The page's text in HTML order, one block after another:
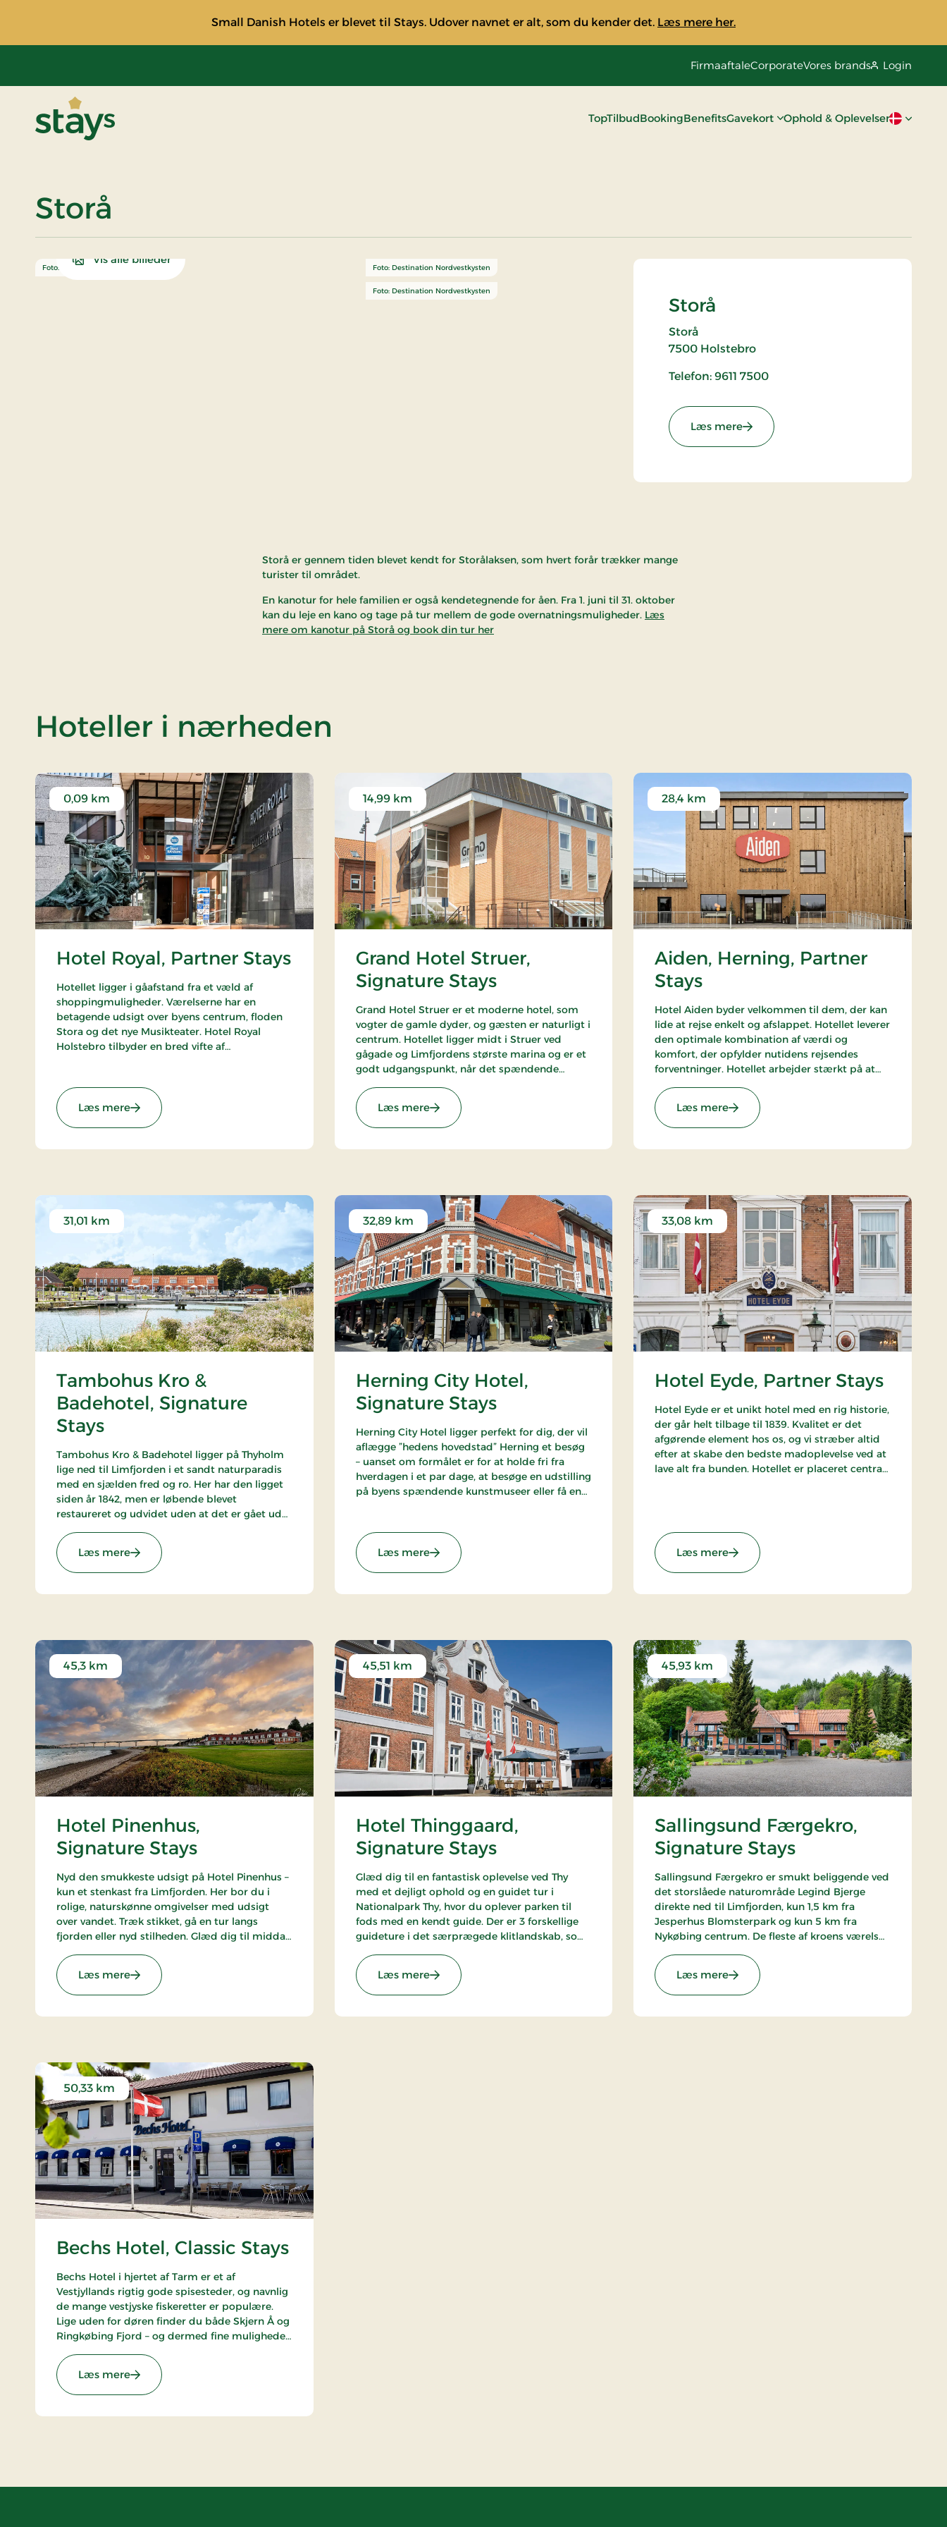
Small Danish Hotels er blevet til Stays. Udover navnet er alt, som du kender det. Læs mere her.
FirmaaftaleCorporateVores brands Login
TopTilbudBookingBenefitsGavekort Ophold & OplevelserAktivt
Storå
Storå
Storå
7500 Holstebro
Telefon: 9611 7500
Læs mere: Storå
Foto: Destination Nordvestkysten Foto: Destination Nordvestkysten
Foto: Destination Nordvestkysten
Vis alle billeder
Storå er gennem tiden blevet kendt for Storålaksen, som hvert forår trækker mange
turister til området.
En kanotur for hele familien er også kendetegnende for åen. Fra 1. juni til 31. oktober
kan du leje en kano og tage på tur mellem de gode overnatningsmuligheder. Læs
mere om kanotur på Storå og book din tur her
Hoteller i nærheden
Hotel Royal, Partner Stays
0,09 km
Hotellet ligger i gåafstand fra et væld af
shoppingmuligheder. Værelserne har en
betagende udsigt over byens centrum, floden
Stora og det nye Musikteater. Hotel Royal
Holstebro tilbyder en bred vifte af
præferencer.
Hotellet er en del af alliancen med BWH Hotels
- The Hotel Alliance.
Læs mere: Hotel Royal, Partner Stays
Grand Hotel Struer,
Signature Stays
14,99 km
Grand Hotel Struer er et moderne hotel, som
vogter de gamle dyder, og gæsten er naturligt i
centrum. Hotellet ligger midt i Struer ved
gågade og Limfjordens største marina og er et
godt udgangspunkt, når det spændende
til det brusende Vesterhav
Læs mere: Grand Hotel Struer, Signature Stays
Aiden, Herning, Partner
Stays
28,4 km
Hotel Aiden byder velkommen til dem, der kan
lide at rejse enkelt og afslappet. Hotellet leverer
den optimale kombination af værdi og
komfort, der opfylder nutidens rejsendes
forventninger. Hotellet arbejder stærkt på at
med teknologiske løsninger.
Hotellet er en del af alliancen med BWH Hotels
- The Hotel Alliance.
Læs mere: Aiden, Herning, Partner Stays
Tambohus Kro &
Badehotel, Signature
Stays
31,01 km
Tambohus Kro & Badehotel ligger på Thyholm
lige ned til Limfjorden i et sandt naturparadis
med en sjælden fred og ro. Her har den ligget
siden år 1842, men er løbende blevet
restaureret og udvidet uden at det er gået ud
kroatmosfære. Ideel til cykelferie, fisketure og
vandreture.
Læs mere: Tambohus Kro & Badehotel, Signature Stays
Herning City Hotel,
Signature Stays
32,89 km
Herning City Hotel ligger perfekt for dig, der vil
aflægge ”hedens hovedstad” Herning et besøg
– uanset om formålet er for at holde fri fra
hverdagen i et par dage, at besøge en udstilling
på byens spændende kunstmuseer eller få en
Læs mere: Herning City Hotel, Signature Stays
Hotel Eyde, Partner Stays
33,08 km
Hotel Eyde er et unikt hotel med en rig historie,
der går helt tilbage til 1839. Kvalitet er det
afgørende element hos os, og vi stræber altid
efter at skabe den bedste madoplevelse ved at
lave alt fra bunden. Hotellet er placeret centralt
Læs mere: Hotel Eyde, Partner Stays
Hotel Pinenhus,
Signature Stays
45,3 km
Nyd den smukkeste udsigt på Hotel Pinenhus –
kun et stenkast fra Limfjorden. Her bor du i
rolige, naturskønne omgivelser med udsigt
over vandet. Træk stikket, gå en tur langs
fjorden eller nyd stilheden. Glæd dig til middag
med en drink og måske et spil pool. Et ophold
med ro, udsigt og tid til det, der betyder mest.
Læs mere: Hotel Pinenhus, Signature Stays
Hotel Thinggaard,
Signature Stays
45,51 km
Glæd dig til en fantastisk oplevelse ved Thy
med et dejligt ophold og en guidet tur i
Nationalpark Thy, hvor du oplever parken til
fods med en kendt guide. Der er 3 forskellige
guideture i det særprægede klitlandskab, som
kommer på, afhænger af datoen for opholdet.
Læs mere: Hotel Thinggaard, Signature Stays
Sallingsund Færgekro,
Signature Stays
45,93 km
Sallingsund Færgekro er smukt beliggende ved
det storslåede naturområde Legind Bjerge
direkte ned til Limfjorden, kun 1,5 km fra
Jesperhus Blomsterpark og kun 5 km fra
Nykøbing centrum. De fleste af kroens værelser
Kroen er kendt for sit køkken og et meget stort
vinudbud.
Læs mere: Sallingsund Færgekro, Signature Stays
Bechs Hotel, Classic Stays
50,33 km
Bechs Hotel i hjertet af Tarm er et af
Vestjyllands rigtig gode spisesteder, og navnlig
de mange vestjyske fiskeretter er populære.
Lige uden for døren finder du både Skjern Å og
Ringkøbing Fjord – og dermed fine muligheder
fuglekiggeri.
Læs mere: Bechs Hotel, Classic Stays